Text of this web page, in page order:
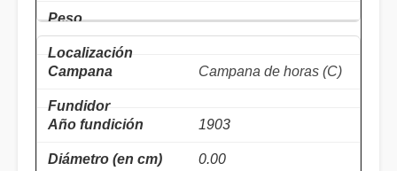
Campana de horas (C)
1903
0.00